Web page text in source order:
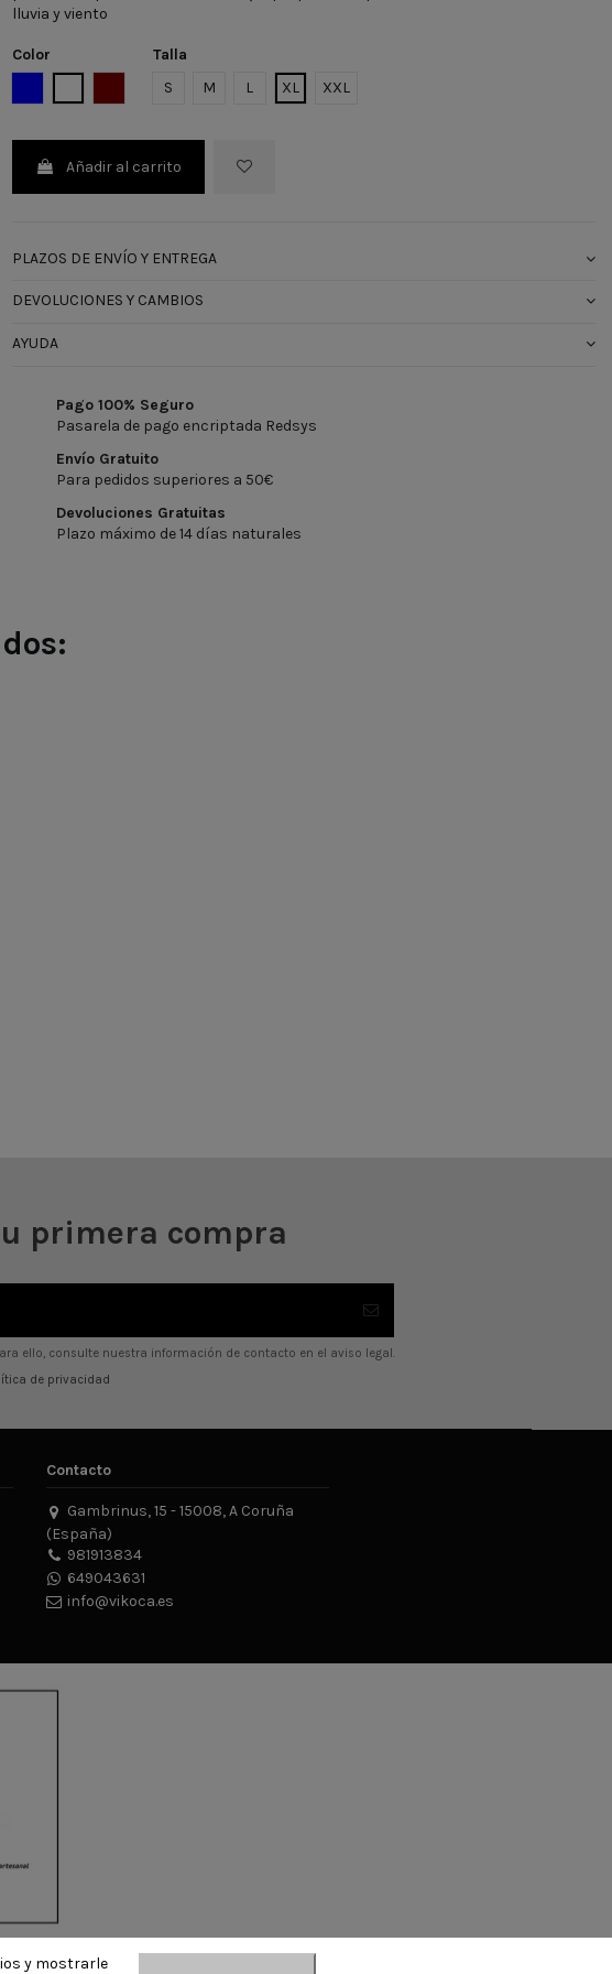
lluvia y viento
Color
GRANATE
Talla
S
M L XL XXL
Añadir al carrito
PLAZOS DE ENVÍO Y ENTREGA
DEVOLUCIONES Y CAMBIOS
AYUDA
Pago 100% Seguro
Pasarela de pago encriptada Redsys
Envío Gratuito
Para pedidos superiores a 50€
Devoluciones Gratuitas
Plazo máximo de 14 días naturales
primera compra
ello, consulte nuestra información de contacto en el aviso legal.
de privacidad
Contacto
Gambrinus, 15 - 15008, A Coruña
(España)
981913834
649043631
info@vikoca.es
y mostrarle